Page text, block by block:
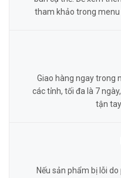
tham khảo trong menu
Giao hàng ngay trong
các tỉnh, tối đa là 7
tận
Nếu sản phẩm bị lỗi